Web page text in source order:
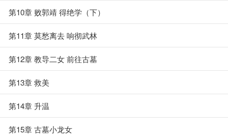
第10章 败郭靖 得绝学（下）
第11章 莫愁离去 响彻武林
第12章 教导二女 前往古墓
第13章 救美
第14章 升温
第15章 古墓小龙女